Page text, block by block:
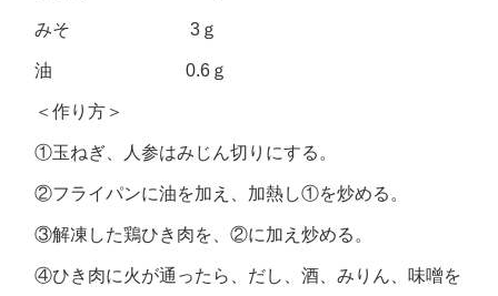
みそ 3ｇ
油 0.6ｇ
＜作り方＞
①玉ねぎ、人参はみじん切りにする。
②フライパンに油を加え、加熱し①を炒める。
③解凍した鶏ひき肉を、②に加え炒める。
④ひき肉に火が通ったら、だし、酒、みりん、味噌を